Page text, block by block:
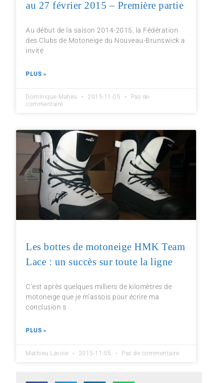
au 27 février 2015 – Première partie
Au début de la saison 2014-2015, la Fédération
des Clubs de Motoneige du Nouveau-Brunswick a
invité
PLUS »
Dominique Maheu 2015-11-05
Pas de
commentaire
Les bottes de motoneige HMK Team
Lace : un succès sur toute la ligne
C’est après quelques milliers de kilomètres de
motoneige que je m’assois pour écrire ma
conclusion s
PLUS »
Mathieu Lavoie 2015-11-05 Pas de commentaire